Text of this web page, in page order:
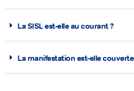
La SISL est-elle au courant ?
La manifestation est-elle